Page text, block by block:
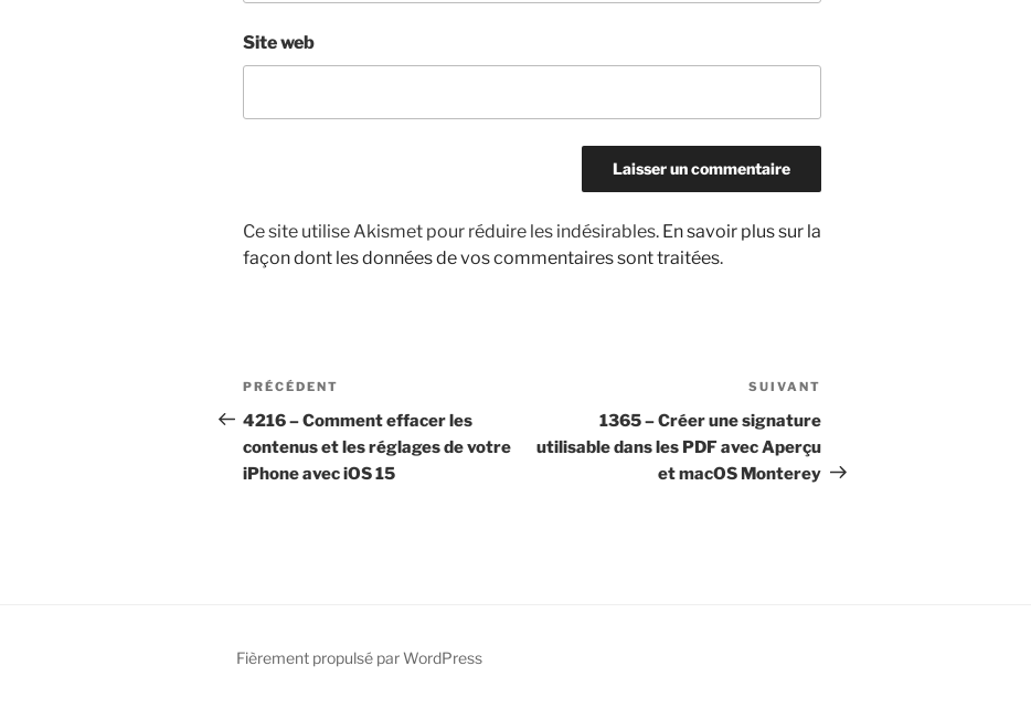
Site web
Ce site utilise Akismet pour réduire les indésirables. En savoir plus sur la
façon dont les données de vos commentaires sont traitées.
Navigation
de
l’article
Article
précédent
PRÉCÉDENT
4216 – Comment effacer les
contenus et les réglages de votre
iPhone avec iOS 15
suivant
SUIVANT
1365 – Créer une signature
utilisable dans les PDF avec Aperçu
et macOS Monterey
Fièrement propulsé par WordPress